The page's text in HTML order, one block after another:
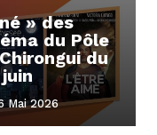
» des
du Pôle
du
Mai 2026